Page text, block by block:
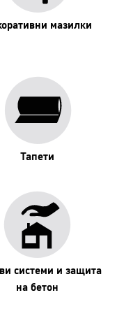
мазилки
Тапети
системи и защита
на бетон